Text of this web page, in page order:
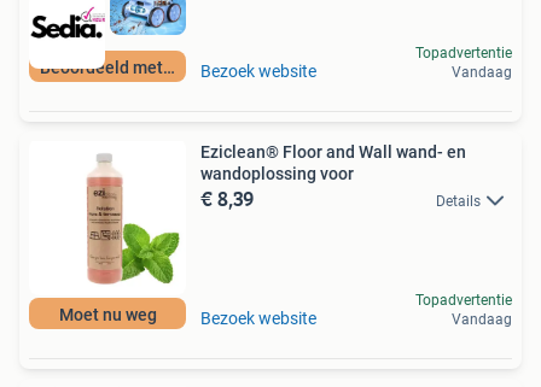
Beoordeeld met 9+ Bezoek website
Topadvertentie
Vandaag
Moet nu weg
Eziclean® Floor and Wall wand- en
wandoplossing voor
€ 8,39 Details
Bezoek website
Topadvertentie
Vandaag